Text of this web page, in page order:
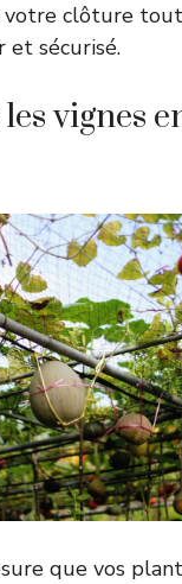
votre clôture
et sécurisé.
vignes
que vos